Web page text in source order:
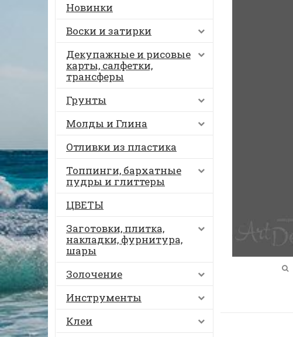
Новинки
Воски и затирки
Декупажные и рисовые
карты, салфетки,
трансферы
Грунты
Молды и Глина
Отливки из пластика
Топпинги, бархатные
пудры и глиттеры
ЦВЕТЫ
Заготовки, плитка,
накладки, фурнитура,
шары
Золочение
Инструменты
Клеи